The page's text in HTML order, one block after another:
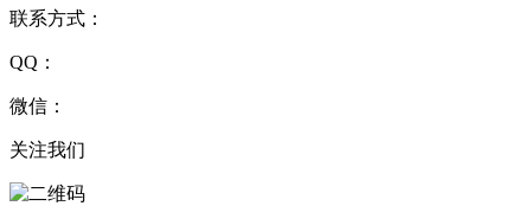
联系方式：
QQ：
微信：
关注我们